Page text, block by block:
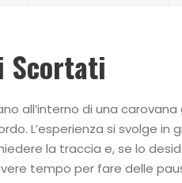
Scortati
all’interno di una
L’esperienza si svolge in
la traccia e, se lo
tempo per fare delle